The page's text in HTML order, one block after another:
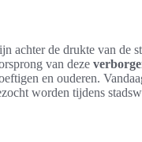
achter de drukte van de
van deze
en ouderen.
worden tijdens